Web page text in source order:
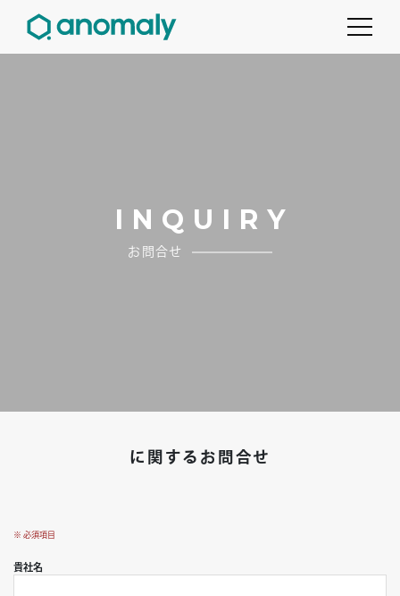
I N Q U I R Y
お問合せ
に関するお問合せ
※ 必須項目
貴社名